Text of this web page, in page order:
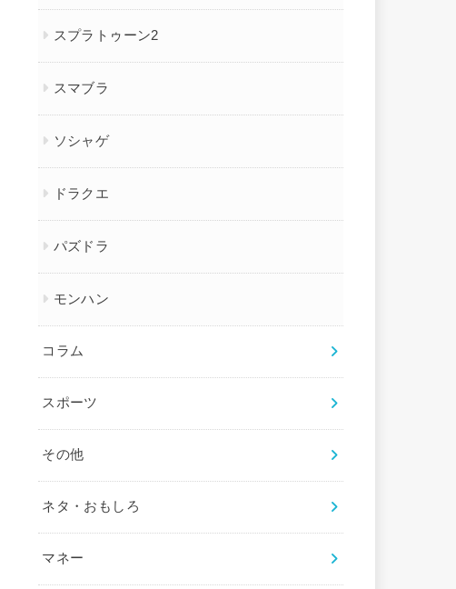
スプラトゥーン2
スマブラ
ソシャゲ
ドラクエ
パズドラ
モンハン
コラム
スポーツ
その他
ネタ・おもしろ
マネー